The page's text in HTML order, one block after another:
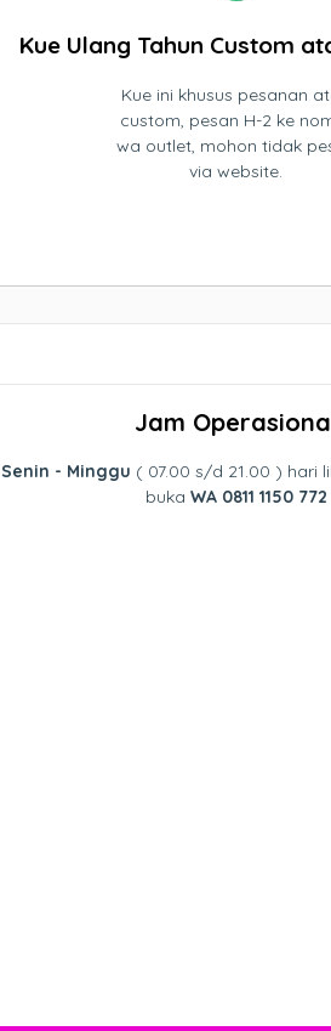
Kue Ulang Tahun Custom
Kue ini khusus pesanan
custom, pesan H-2 ke
wa outlet, mohon tidak
via website.
Jam
Senin - Minggu ( 07.00 s/d 21.00 ) hari
buka WA 0811 1150 772